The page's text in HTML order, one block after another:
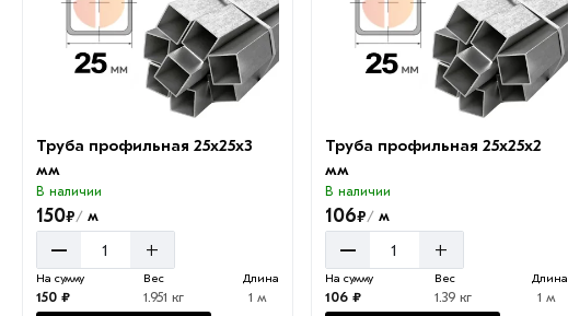
Труба профильная 25х25х3
мм
В наличии
150₽/ м
– +
На сумму
150 ₽
Вес
1.951 кг
Длина
1 м
Труба профильная 25х25х2
мм
В наличии
106₽/ м
– +
На сумму
106 ₽
Вес
1.39 кг
Длина
1 м